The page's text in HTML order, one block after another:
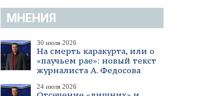
МНЕНИЯ
30 июля 2026
На смерть каракурта, или о
«паучьем рае»: новый текст
журналиста А. Федосова
24 июля 2026